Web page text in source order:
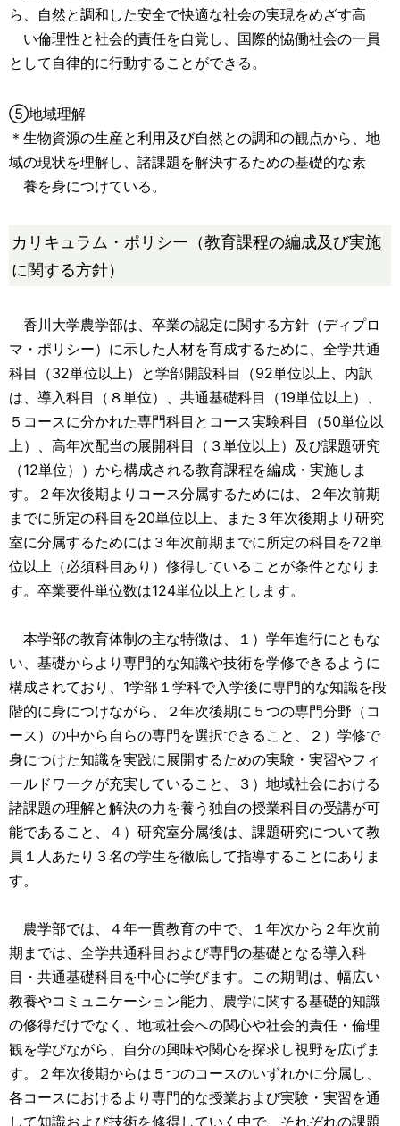
ら、自然と調和した安全で快適な社会の実現をめざす高
い倫理性と社会的責任を自覚し、国際的恊働社会の一員
として自律的に行動することができる。
⑤地域理解
＊生物資源の生産と利用及び自然との調和の観点から、地
域の現状を理解し、諸課題を解決するための基礎的な素
養を身につけている。
カリキュラム・ポリシー（教育課程の編成及び実施
に関する方針）
香川大学農学部は、卒業の認定に関する方針（ディプロ
マ・ポリシー）に示した人材を育成するために、全学共通
科目（32単位以上）と学部開設科目（92単位以上、内訳
は、導入科目（８単位）、共通基礎科目（19単位以上）、
５コースに分かれた専門科目とコース実験科目（50単位以
上）、高年次配当の展開科目（３単位以上）及び課題研究
（12単位））から構成される教育課程を編成・実施しま
す。２年次後期よりコース分属するためには、２年次前期
までに所定の科目を20単位以上、また３年次後期より研究
室に分属するためには３年次前期までに所定の科目を72単
位以上（必須科目あり）修得していることが条件となりま
す。卒業要件単位数は124単位以上とします。
本学部の教育体制の主な特徴は、１）学年進行にともな
い、基礎からより専門的な知識や技術を学修できるように
構成されており、1学部１学科で入学後に専門的な知識を段
階的に身につけながら、２年次後期に５つの専門分野（コ
ース）の中から自らの専門を選択できること、２）学修で
身につけた知識を実践に展開するための実験・実習やフィ
ールドワークが充実していること、３）地域社会における
諸課題の理解と解決の力を養う独自の授業科目の受講が可
能であること、４）研究室分属後は、課題研究について教
員１人あたり３名の学生を徹底して指導することにありま
す。
農学部では、４年一貫教育の中で、１年次から２年次前
期までは、全学共通科目および専門の基礎となる導入科
目・共通基礎科目を中心に学びます。この期間は、幅広い
教養やコミュニケーション能力、農学に関する基礎的知識
の修得だけでなく、地域社会への関心や社会的責任・倫理
観を学びながら、自分の興味や関心を探求し視野を広げま
す。２年次後期からは５つのコースのいずれかに分属し、
各コースにおけるより専門的な授業および実験・実習を通
して知識および技術を修得していく中で、それぞれの課題